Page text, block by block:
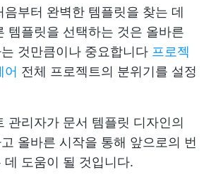
부터 완벽한 템플릿을 찾는 데
템플릿을 선택하는 것은 올바른
것만큼이나 중요합니다 프로젝
어 전체 프로젝트의 분위기를 설정
관리자가 문서 템플릿 디자인의
올바른 시작을 통해 앞으로의 번
데 도움이 될 것입니다.